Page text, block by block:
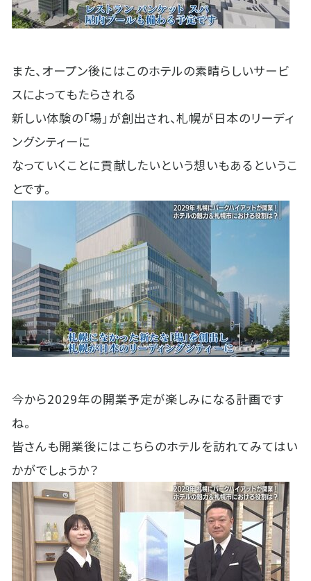
また、オープン後にはこのホテルの素晴らしいサービ
スによってもたらされる
新しい体験の「場」が創出され、札幌が日本のリーディ
ングシティーに
なっていくことに貢献したいという想いもあるというこ
とです。
今から2029年の開業予定が楽しみになる計画です
ね。
皆さんも開業後にはこちらのホテルを訪れてみてはい
かがでしょうか？